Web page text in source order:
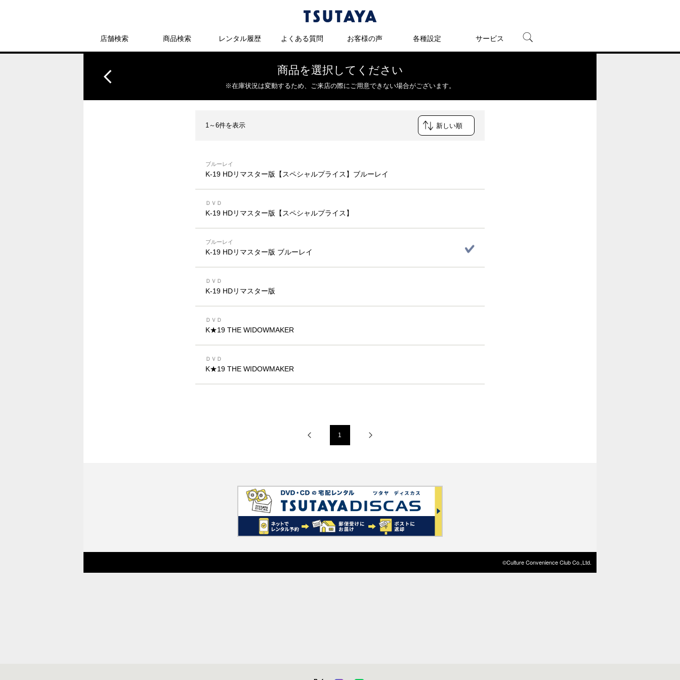
店舗検索 商品検索 レンタル履歴 よくある質問 お客様の声 各種設定 サービス
商品を選択してください
※在庫状況は変動するため、 ご来店の際にご用意できない場合がございます。
1～6件を表示
ブルーレイ
K-19 HDリマスター版【スペシャルプライス】ブルーレイ
ＤＶＤ
K-19 HDリマスター版【スペシャルプライス】
ブルーレイ
K-19 HDリマスター版 ブルーレイ
ＤＶＤ
K-19 HDリマスター版
ＤＶＤ
K★19 THE WIDOWMAKER
ＤＶＤ
K★19 THE WIDOWMAKER
1
©Culture Convenience Club Co.,Ltd.